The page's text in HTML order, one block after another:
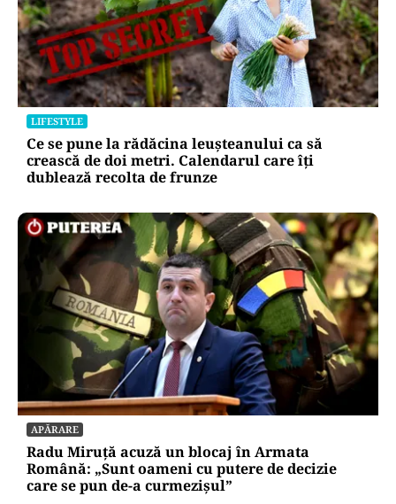
LIFESTYLE
Ce se pune la rădăcina leușteanului ca să
crească de doi metri. Calendarul care îți
dublează recolta de frunze
APĂRARE
Radu Miruță acuză un blocaj în Armata
Română: „Sunt oameni cu putere de decizie
care se pun de-a curmezișul”